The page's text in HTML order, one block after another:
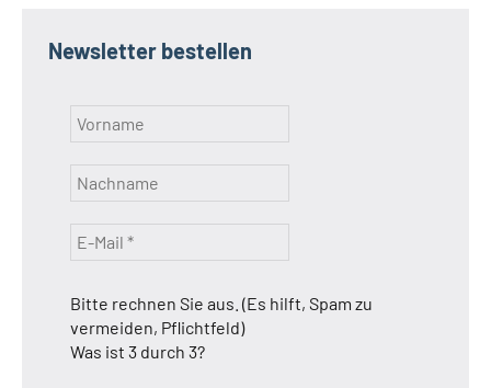
Newsletter bestellen
Bitte rechnen Sie aus. (Es hilft, Spam zu
vermeiden, Pflichtfeld)
Was ist 3 durch 3?